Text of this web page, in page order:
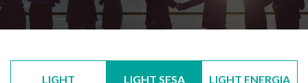
LIGHT LIGHT SESA LIGHT ENERGIA